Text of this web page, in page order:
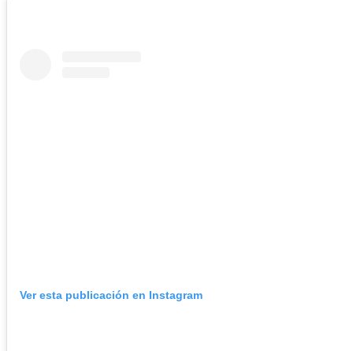
Ver esta publicación en Instagram